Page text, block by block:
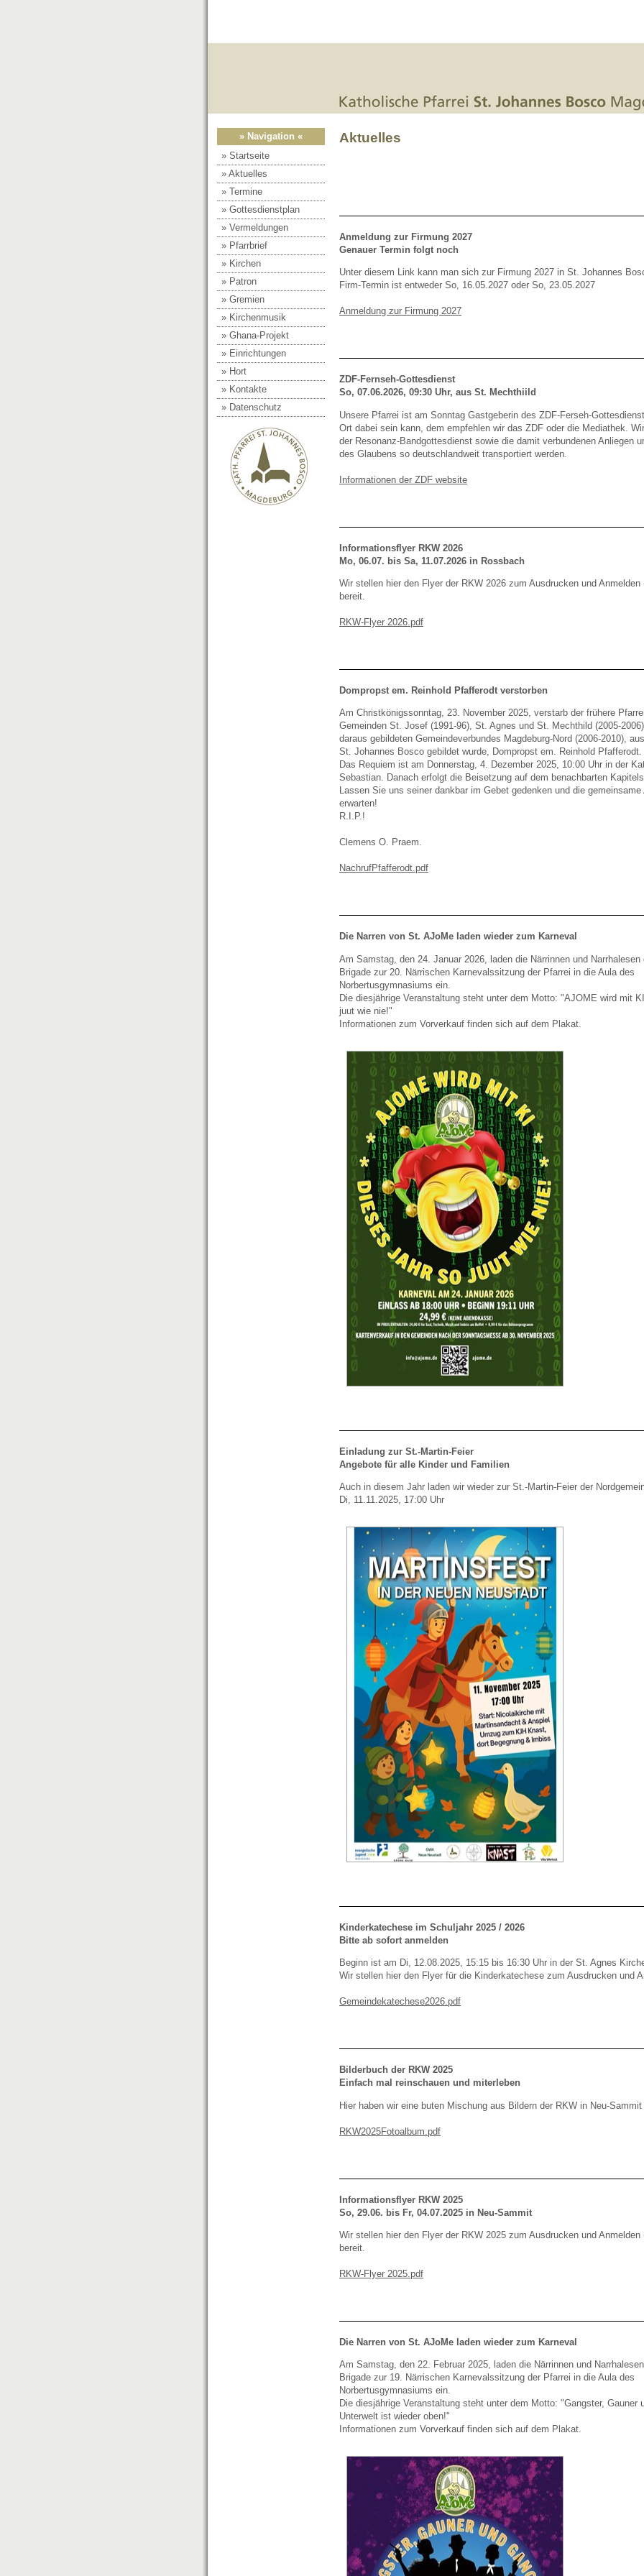
» Navigation «
» Startseite
» Aktuelles
» Termine
» Gottesdienstplan
» Vermeldungen
» Pfarrbrief
» Kirchen
» Patron
» Gremien
» Kirchenmusik
» Ghana-Projekt
» Einrichtungen
» Hort
» Kontakte
» Datenschutz
Aktuelles
Anmeldung zur Firmung 2027
Genauer Termin folgt noch
Unter diesem Link kann man sich zur Firmung 2027 in St. Johannes
Firm-Termin ist entweder So, 16.05.2027 oder So, 23.05.2027
Anmeldung zur Firmung 2027
ZDF-Fernseh-Gottesdienst
So, 07.06.2026, 09:30 Uhr, aus St. Mechthiild
Unsere Pfarrei ist am Sonntag Gastgeberin des ZDF-Ferseh-
Ort dabei sein kann, dem empfehlen wir das ZDF oder die Mediathek.
der Resonanz-Bandgottesdienst sowie die damit verbundenen Anliegen
des Glaubens so deutschlandweit transportiert werden.
Informationen der ZDF website
Informationsflyer RKW 2026
Mo, 06.07. bis Sa, 11.07.2026 in Rossbach
Wir stellen hier den Flyer der RKW 2026 zum Ausdrucken und
bereit.
RKW-Flyer 2026.pdf
Dompropst em. Reinhold Pfafferodt verstorben
Am Christkönigssonntag, 23. November 2025, verstarb der frühere
Gemeinden St. Josef (1991-96), St. Agnes und St. Mechthild (2005-
daraus gebildeten Gemeindeverbundes Magdeburg-Nord (2006-2010),
St. Johannes Bosco gebildet wurde, Dompropst em. Reinhold Pfafferodt.
Das Requiem ist am Donnerstag, 4. Dezember 2025, 10:00 Uhr in der
Sebastian. Danach erfolgt die Beisetzung auf dem benachbarten
Lassen Sie uns seiner dankbar im Gebet gedenken und die gemeinsame
erwarten!
R.I.P.!
Clemens O. Praem.
NachrufPfafferodt.pdf
Die Narren von St. AJoMe laden wieder zum Karneval
Am Samstag, den 24. Januar 2026, laden die Närrinnen und Narrhalesen
Brigade zur 20. Närrischen Karnevalssitzung der Pfarrei in die Aula des
Norbertusgymnasiums ein.
Die diesjährige Veranstaltung steht unter dem Motto: "AJOME wird mit
juut wie nie!"
Informationen zum Vorverkauf finden sich auf dem Plakat.
Einladung zur St.-Martin-Feier
Angebote für alle Kinder und Familien
Auch in diesem Jahr laden wir wieder zur St.-Martin-Feier der
Di, 11.11.2025, 17:00 Uhr
Kinderkatechese im Schuljahr 2025 / 2026
Bitte ab sofort anmelden
Beginn ist am Di, 12.08.2025, 15:15 bis 16:30 Uhr in der St. Agnes
Wir stellen hier den Flyer für die Kinderkatechese zum Ausdrucken und
Gemeindekatechese2026.pdf
Bilderbuch der RKW 2025
Einfach mal reinschauen und miterleben
Hier haben wir eine buten Mischung aus Bildern der RKW in Neu-Sammit
RKW2025Fotoalbum.pdf
Informationsflyer RKW 2025
So, 29.06. bis Fr, 04.07.2025 in Neu-Sammit
Wir stellen hier den Flyer der RKW 2025 zum Ausdrucken und
bereit.
RKW-Flyer 2025.pdf
Die Narren von St. AJoMe laden wieder zum Karneval
Am Samstag, den 22. Februar 2025, laden die Närrinnen und
Brigade zur 19. Närrischen Karnevalssitzung der Pfarrei in die Aula des
Norbertusgymnasiums ein.
Die diesjährige Veranstaltung steht unter dem Motto: "Gangster, Gauner
Unterwelt ist wieder oben!"
Informationen zum Vorverkauf finden sich auf dem Plakat.